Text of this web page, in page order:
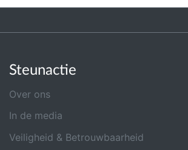
Steunactie
Over ons
In de media
Veiligheid & Betrouwbaarheid